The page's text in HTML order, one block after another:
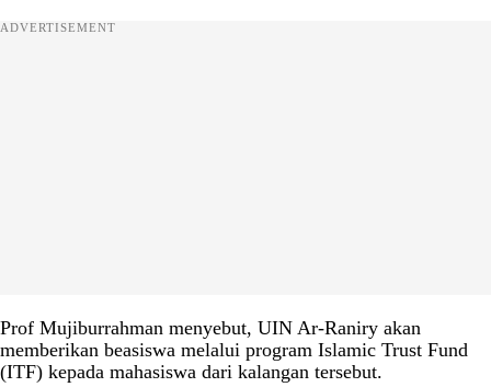
ADVERTISEMENT
Prof Mujiburrahman menyebut, UIN Ar-Raniry akan
memberikan beasiswa melalui program Islamic Trust Fund
(ITF) kepada mahasiswa dari kalangan tersebut.